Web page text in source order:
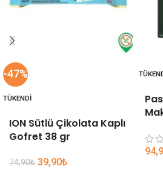
-47%
TÜKENDI
ION Sütlü Çikolata Kaplı
Gofret 38 gr
74,90₺ 39,90₺